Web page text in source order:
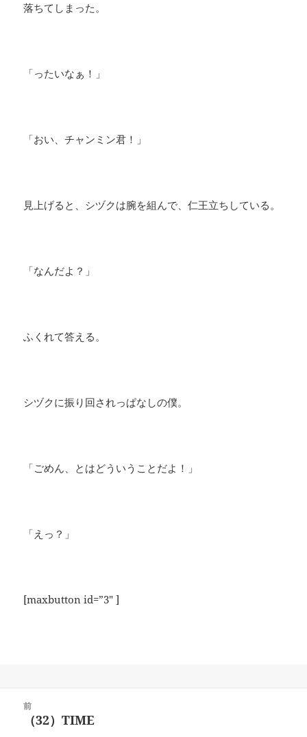
落ちてしまった。
「ったいなぁ！」
​「おい、チャンミン君！」
見上げると、シヅクは腕を組んで、仁王立ちしている。
​「なんだよ？」
​ふくれて答える。
シヅクに振り回されっぱなしの僕。
​「ごめん、とはどういうことだよ！」
​「えっ？」
[maxbutton id=”3″ ]
前
前（32）TIME